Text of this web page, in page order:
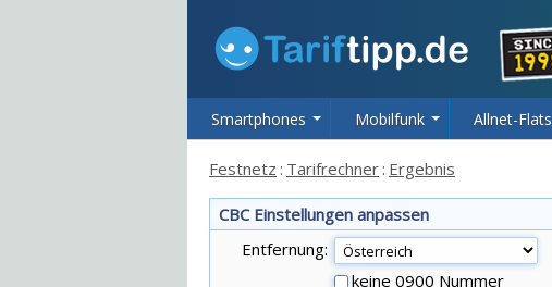
Smartphones Mobilfunk Allnet-Flats
Festnetz : Tarifrechner : Ergebnis
CBC Einstellungen anpassen
Entfernung:
keine 0900 Nummer